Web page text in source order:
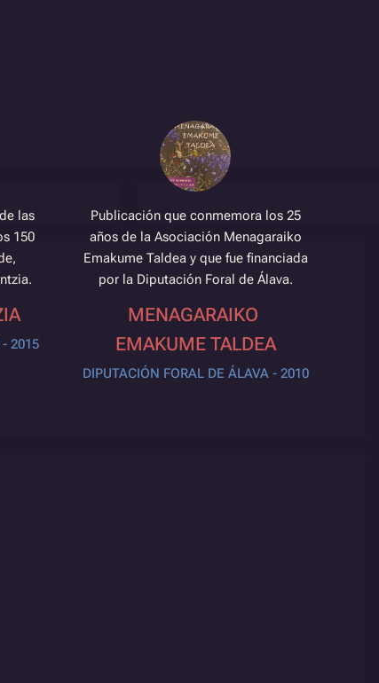
las
150
2015
Publicación que conmemora los 25
años de la Asociación Menagaraiko
Emakume Taldea y que fue financiada
por la Diputación Foral de Álava.
MENAGARAIKO
EMAKUME TALDEA
DIPUTACIÓN FORAL DE ÁLAVA - 2010